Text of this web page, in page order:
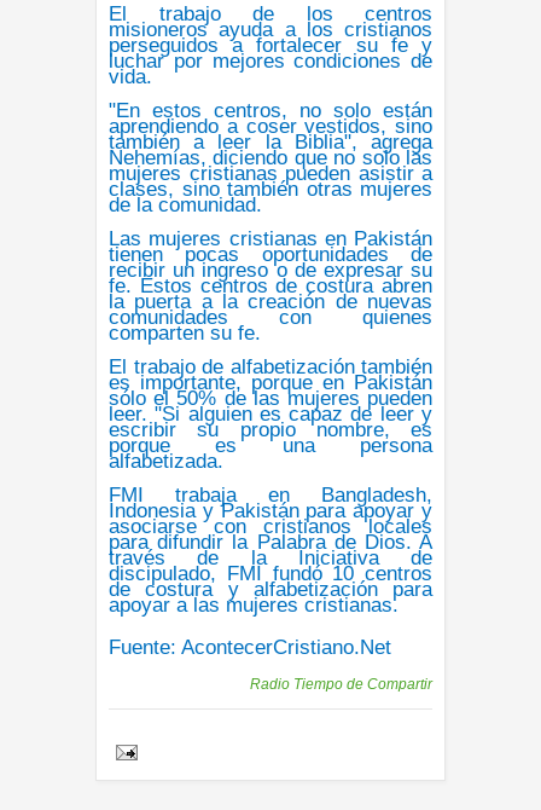
El trabajo de los centros
misionerosayuda a los cristianos
perseguidos a fortalecer su fe y
luchar por mejores condiciones de
vida.
"En estos centros, no solo están
aprendiendo a coser vestidos, sino
también a leer la Biblia", agrega
Nehemías, diciendo que no solo las
mujeres cristianas pueden asistir a
clases, sino también otras mujeres
de la comunidad.
Las mujeres cristianas en Pakistán
tienen pocas oportunidades de
recibir un ingreso o de expresar su
fe. Estos centros de costura abren
la puerta a la creación de nuevas
comunidades con quienes
comparten su fe.
El trabajo de alfabetización también
es importante, porque en Pakistán
sólo el 50% de las mujeres pueden
leer. "Si alguien es capaz de leer y
escribir su propio nombre, es
porque es una persona
alfabetizada.
FMI trabaja en Bangladesh,
Indonesia y Pakistán paraapoyar y
asociarse con cristianos locales
para difundir la Palabra de Dios. A
través de la Iniciativa de
discipulado, FMI fundó 10 centros
de costura y alfabetización para
apoyar a las mujeres cristianas.
Fuente: AcontecerCristiano.Net
Radio Tiempo de Compartir